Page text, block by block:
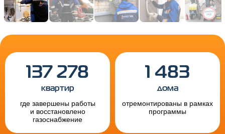
137 278
квартир
где завершены работы
и восстановлено
газоснабжение
1 483
дома
отремонтированы в рамках
программы